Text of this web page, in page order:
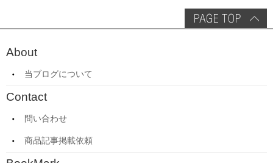
About
当ブログについて
Contact
問い合わせ
商品記事掲載依頼